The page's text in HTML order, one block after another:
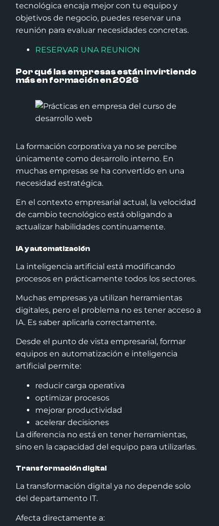
tecnológica encaja mejor con tu equipo y
objetivos de negocio, puedes reservar una
reunión para evaluar necesidades concretas.
RESERVAR UNA REUNION
Por qué las empresas están invirtiendo
más en formación en 2026
La formación corporativa ya no se percibe
únicamente como desarrollo interno. En
muchas empresas se ha convertido en una
necesidad estratégica.
En el contexto empresarial actual, la velocidad
de cambio tecnológico está obligando a
actualizar habilidades continuamente.
IA y automatización
La inteligencia artificial está modificando
procesos en prácticamente todos los sectores.
Muchas empresas ya utilizan herramientas
digitales, pero el problema no es tener acceso a
IA. Es saber aplicarla correctamente.
Desde el punto de vista empresarial, formar
equipos en automatización e inteligencia
artificial permite:
reducir carga operativa
optimizar procesos
mejorar productividad
acelerar decisiones
La diferencia no está en tener herramientas,
sino en la capacidad del equipo para utilizarlas.
Transformación digital
La transformación digital ya no depende solo
del departamento IT.
Afecta directamente a: